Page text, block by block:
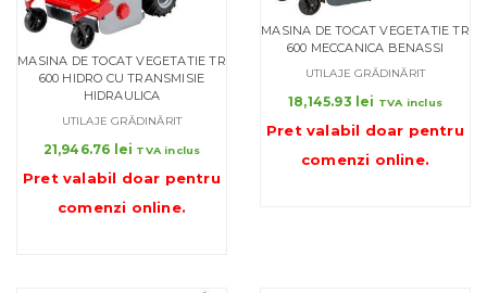
MASINA DE TOCAT VEGETATIE TR
600 HIDRO CU TRANSMISIE
HIDRAULICA
UTILAJE GRĂDINĂRIT
21,946.76 lei TVA inclus
Pret valabil doar pentru
comenzi online.
MASINA DE TOCAT VEGETATIE TR
600 MECCANICA BENASSI
UTILAJE GRĂDINĂRIT
18,145.93 lei TVA inclus
Pret valabil doar pentru
comenzi online.